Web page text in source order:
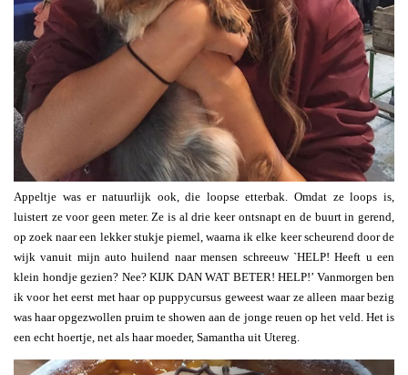
Appeltje was er natuurlijk ook, die loopse etterbak. Omdat ze loops is,
luistert ze voor geen meter. Ze is al drie keer ontsnapt en de buurt in gerend,
op zoek naar een lekker stukje piemel, waarna ik elke keer scheurend door de
wijk vanuit mijn auto huilend naar mensen schreeuw `HELP! Heeft u een
klein hondje gezien? Nee? KIJK DAN WAT BETER! HELP!’ Vanmorgen ben
ik voor het eerst met haar op puppycursus geweest waar ze alleen maar bezig
was haar opgezwollen pruim te showen aan de jonge reuen op het veld. Het is
een echt hoertje, net als haar moeder, Samantha uit Utereg.